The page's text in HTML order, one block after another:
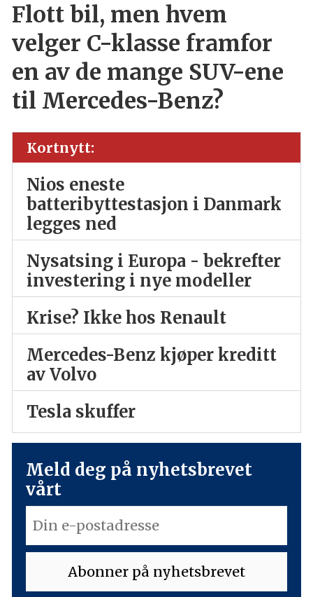
Flott bil, men hvem
velger C-klasse framfor
en av de mange SUV-ene
til Mercedes-Benz?
Kortnytt:
Nios eneste
batteribyttestasjon i Danmark
legges ned
Nysatsing i Europa - bekrefter
investering i nye modeller
Krise? Ikke hos Renault
Mercedes-Benz kjøper kreditt
av Volvo
Tesla skuffer
Meld deg på nyhetsbrevet
vårt